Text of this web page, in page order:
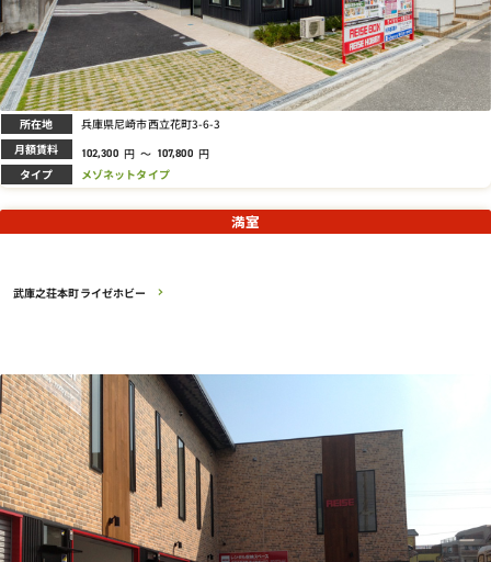
所在地 兵庫県尼崎市西立花町3-6-3
月額賃料 102,300 円 ～ 107,800 円
タイプ メゾネットタイプ
武庫之荘本町ライゼホビー
満室